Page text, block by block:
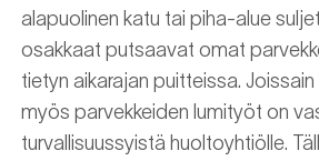
alapuolinen katu tai piha-alue
osakkaat putsaavat omat
tietyn aikarajan puitteissa.
myös parvekkeiden lumityöt on
turvallisuussyistä huoltoyhtiölle.